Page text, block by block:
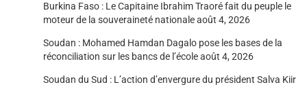
Burkina Faso : Le Capitaine Ibrahim Traoré fait du peuple le
moteur de la souveraineté nationaleaoût 4, 2026
Soudan : Mohamed Hamdan Dagalo pose les bases de la
réconciliation sur les bancs de l’écoleaoût 4, 2026
Soudan du Sud : L’action d’envergure du président Salva Kiir